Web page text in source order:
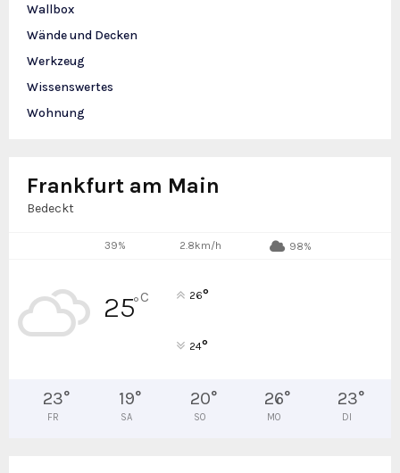
Wallbox
Wände und Decken
Werkzeug
Wissenswertes
Wohnung
Frankfurt am Main
Bedeckt
39% 2.8km/h 98%
25°C 26°
24°
23°
FR
19°
SA
20°
SO
26°
MO
23°
DI